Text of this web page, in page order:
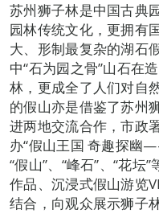
苏州狮子林是中国古典
园林传统文化，更拥有
大、形制最复杂的湖石
中“石为园之骨”山石在
林，更成全了人们对自
的假山亦是借鉴了苏州
进两地交流合作，市政
办“假山王国 奇趣探幽
“假山”、“峰石”、“花坛
作品、沉浸式假山游览
结合，向观众展示狮子